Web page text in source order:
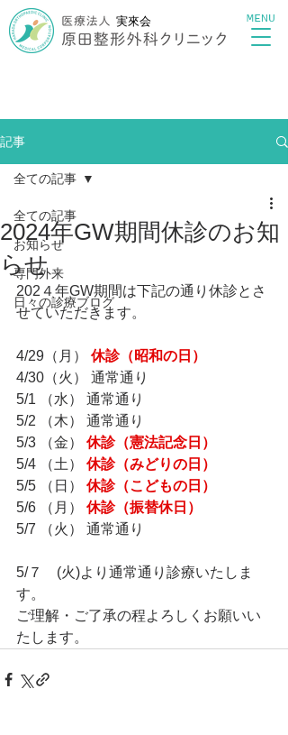
MENU
実來会
記事
全ての記事
お知らせ
専門外来
日々の診療ブログ
全ての記事
2024年GW期間休診のお知
らせ
202４年GW期間は下記の通り休診とさ
せていただきます。
4/29（月） 休診（昭和の日）
4/30（火） 通常通り
5/1 （水） 通常通り
5/2 （木） 通常通り
5/3 （金） 休診（憲法記念日）
5/4 （土） 休診（みどりの日）
5/5 （日） 休診（こどもの日）
5/6 （月） 休診（振替休日）
5/7 （火） 通常通り
5/７　(火)より通常通り診療いたしま
す。
ご理解・ご了承の程よろしくお願いい
たします。